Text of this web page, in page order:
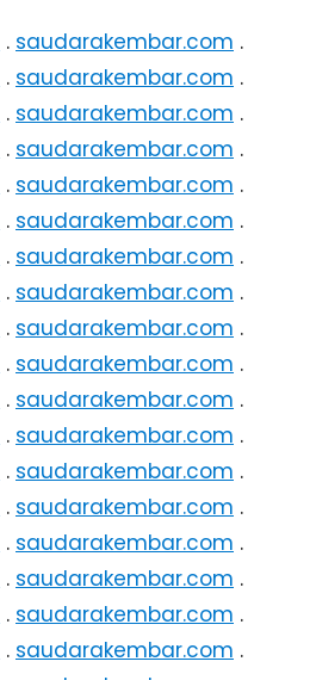
. saudarakembar.com .
. saudarakembar.com .
. saudarakembar.com .
. saudarakembar.com .
. saudarakembar.com .
. saudarakembar.com .
. saudarakembar.com .
. saudarakembar.com .
. saudarakembar.com .
. saudarakembar.com .
. saudarakembar.com .
. saudarakembar.com .
. saudarakembar.com .
. saudarakembar.com .
. saudarakembar.com .
. saudarakembar.com .
. saudarakembar.com .
. saudarakembar.com .